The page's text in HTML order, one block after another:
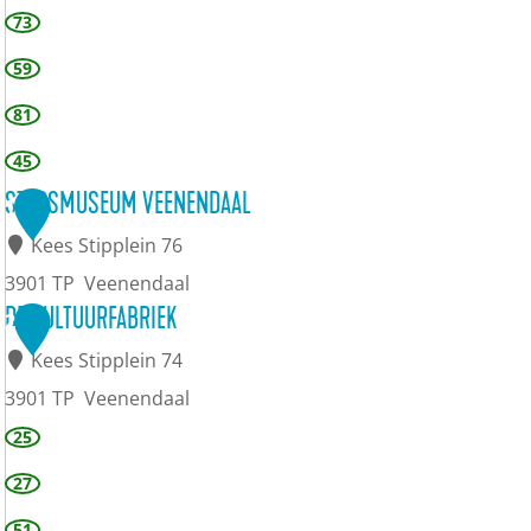
73
59
81
45
1
STADSMUSEUM VEENENDAAL
Kees Stipplein 76
3901 TP Veenendaal
S
t
a
d
s
2
DE CULTUURFABRIEK
Kees Stipplein 74
3901 TP Veenendaal
D
e
25
27